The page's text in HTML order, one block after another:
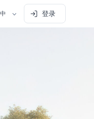
中 登录